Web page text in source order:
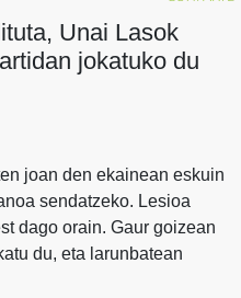
Unai Lasok
jokatuko du
joan den ekainean eskuin
sendatzeko. Lesioa
dago orain. Gaur goizean
du, eta larunbatean